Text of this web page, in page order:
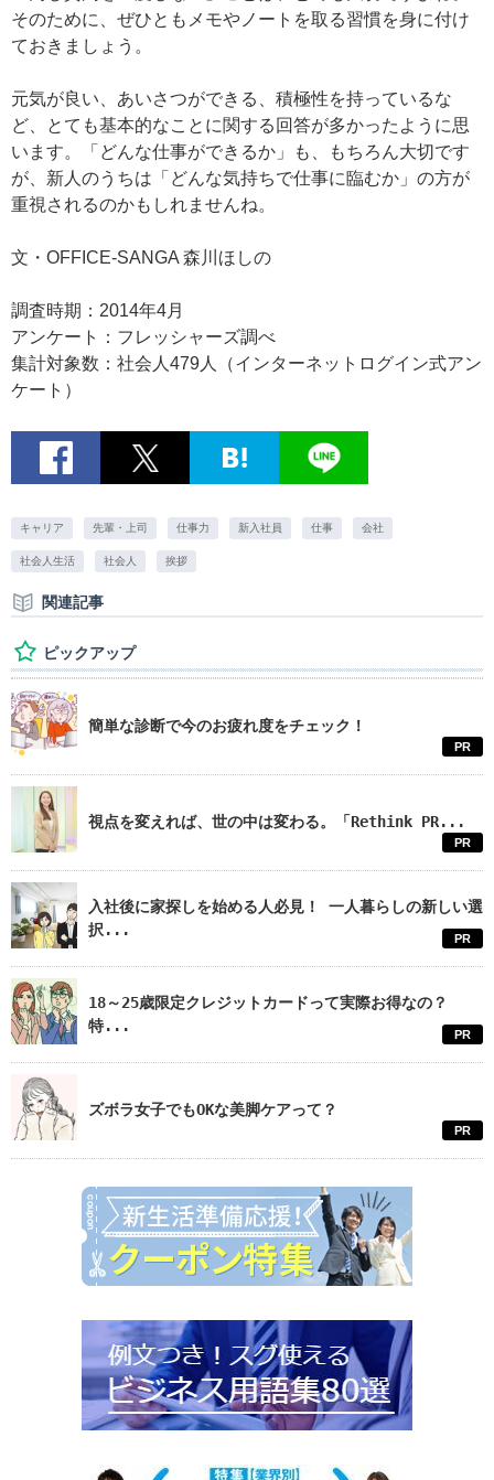
そのために、ぜひともメモやノートを取る習慣を身に付け
ておきましょう。
元気が良い、あいさつができる、積極性を持っているな
ど、とても基本的なことに関する回答が多かったように思
います。「どんな仕事ができるか」も、もちろん大切です
が、新人のうちは「どんな気持ちで仕事に臨むか」の方が
重視されるのかもしれませんね。
文・OFFICE-SANGA 森川ほしの
調査時期：2014年4月
アンケート：フレッシャーズ調べ
集計対象数：社会人479人（インターネットログイン式アン
ケート）
キャリア 先輩・上司 仕事力 新入社員 仕事 会社
社会人生活 社会人 挨拶
関連記事
ピックアップ
簡単な診断で今のお疲れ度をチェック！
PR
視点を変えれば、世の中は変わる。「Rethink PR...
PR
入社後に家探しを始める人必見！ 一人暮らしの新しい選
択...
PR
18～25歳限定クレジットカードって実際お得なの？
特...
PR
ズボラ女子でもOKな美脚ケアって？
PR